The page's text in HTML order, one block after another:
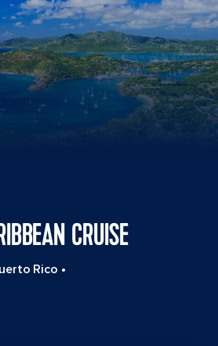
CRUISE
Rico •